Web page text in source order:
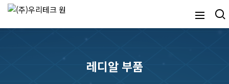
레디알 부품